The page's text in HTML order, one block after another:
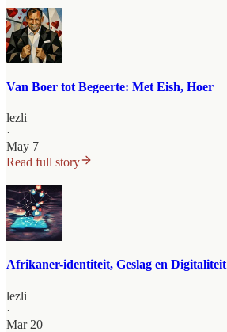
Van Boer tot Begeerte: Met Eish, Hoer
lezli
·
May 7
Read full story
Afrikaner-identiteit, Geslag en Digitaliteit
lezli
·
Mar 20